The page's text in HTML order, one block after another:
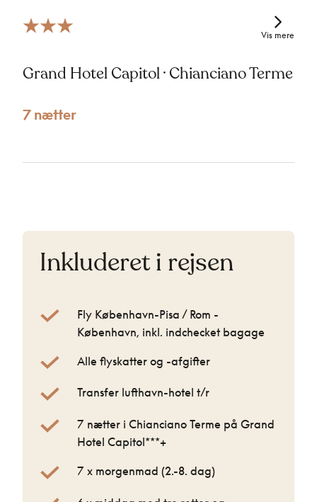
Grand Hotel Capitol · Chianciano Terme
7 nætter
Vis mere
Inkluderet i rejsen
Fly København-Pisa / Rom -
København, inkl. indchecket bagage
Alle flyskatter og -afgifter
Transfer lufthavn-hotel t/r
7 nætter i Chianciano Terme på Grand
Hotel Capitol***+
7 x morgenmad (2.-8. dag)